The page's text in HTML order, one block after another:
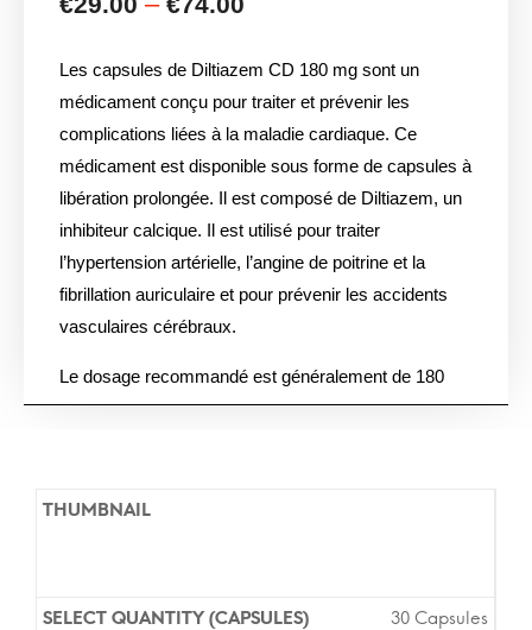
Les capsules de Diltiazem CD 180 mg sont un
médicament conçu pour traiter et prévenir les
complications liées à la maladie cardiaque. Ce
médicament est disponible sous forme de capsules à
libération prolongée. Il est composé de Diltiazem, un
inhibiteur calcique. Il est utilisé pour traiter
l’hypertension artérielle, l’angine de poitrine et la
fibrillation auriculaire et pour prévenir les accidents
vasculaires cérébraux.
Le dosage recommandé est généralement de 180
mg une fois par jour avec ou sans nourriture. Il est
prescrite.
offrent la même efficacité. Vous n’avez pas besoin
30 Capsules